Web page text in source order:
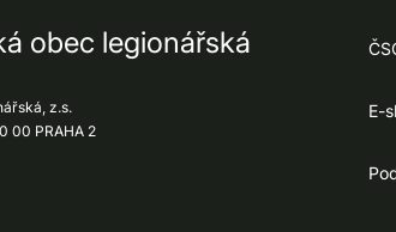
obec legionářská
z.s.
00 PRAHA 2
E-